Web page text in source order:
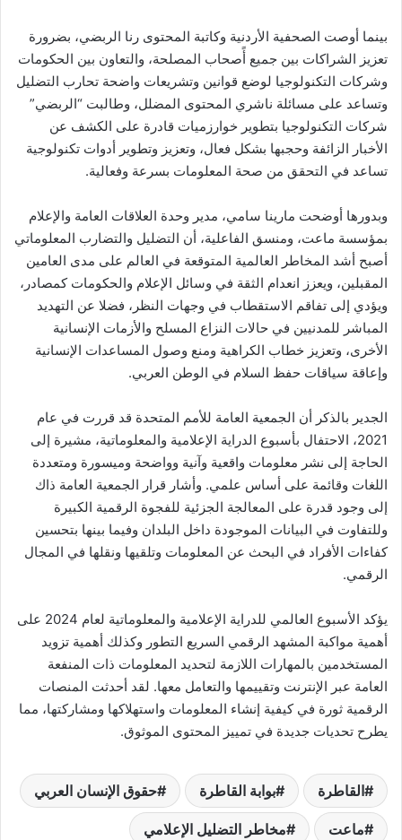
بينما أوصت الصحفية الأردنية وكاتبة المحتوى رنا الربضي، بضرورة
تعزيز الشراكات بين جميع أًصحاب المصلحة، والتعاون بين الحكومات
وشركات التكنولوجيا لوضع قوانين وتشريعات واضحة تحارب التضليل
وتساعد على مسائلة ناشري المحتوى المضلل، وطالبت “الربضي”
شركات التكنولوجيا بتطوير خوارزميات قادرة على الكشف عن
الأخبار الزائفة وحجبها بشكل فعال، وتعزيز وتطوير أدوات تكنولوجية
تساعد في التحقق من صحة المعلومات بسرعة وفعالية.
وبدورها أوضحت مارينا سامي، مدير وحدة العلاقات العامة والإعلام
بمؤسسة ماعت، ومنسق الفاعلية، أن التضليل والتضارب المعلوماتي
أصبح أشد المخاطر العالمية المتوقعة في العالم على مدى العامين
المقبلين، ويعزز انعدام الثقة في وسائل الإعلام والحكومات كمصادر،
ويؤدي إلى تفاقم الاستقطاب في وجهات النظر، فضلا عن التهديد
المباشر للمدنيين في حالات النزاع المسلح والأزمات الإنسانية
الأخرى، وتعزيز خطاب الكراهية ومنع وصول المساعدات الإنسانية
وإعاقة سياقات حفظ السلام في الوطن العربي.
الجدير بالذكر أن الجمعية العامة للأمم المتحدة قد قررت في عام
2021، الاحتفال بأسبوع الدراية الإعلامية والمعلوماتية، مشيرة إلى
الحاجة إلى نشر معلومات واقعية وآنية وواضحة وميسورة ومتعددة
اللغات وقائمة على أساس علمي. وأشار قرار الجمعية العامة ذاك
إلى وجود قدرة على المعالجة الجزئية للفجوة الرقمية الكبيرة
وللتفاوت في البيانات الموجودة داخل البلدان وفيما بينها بتحسين
كفاءات الأفراد في البحث عن المعلومات وتلقيها ونقلها في المجال
الرقمي.
يؤكد الأسبوع العالمي للدراية الإعلامية والمعلوماتية لعام 2024 على
أهمية مواكبة المشهد الرقمي السريع التطور وكذلك أهمية تزويد
المستخدمين بالمهارات اللازمة لتحديد المعلومات ذات المنفعة
العامة عبر الإنترنت وتقييمها والتعامل معها. لقد أحدثت المنصات
الرقمية ثورة في كيفية إنشاء المعلومات واستهلاكها ومشاركتها، مما
يطرح تحديات جديدة في تمييز المحتوى الموثوق.
القاطرة بوابة القاطرة حقوق الإنسان العربي
ماعت مخاطر التضليل الإعلامي